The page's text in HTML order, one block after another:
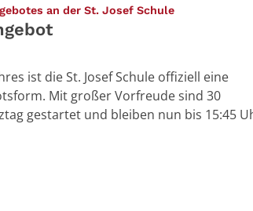
an der St. Josef Schule:
ist die St. Josef Schule offiziell eine
Mit großer Vorfreude sind 30
gestartet und bleiben nun bis 15:45